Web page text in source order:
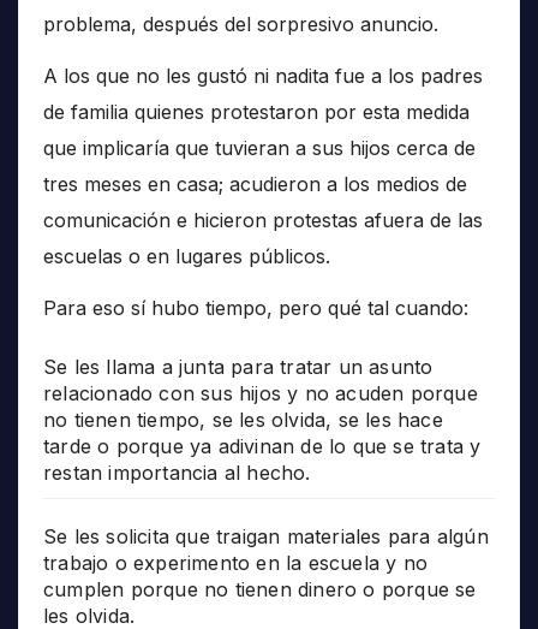
problema, después del sorpresivo anuncio.
A los que no les gustó ni nadita fue a los padres
de familia quienes protestaron por esta medida
que implicaría que tuvieran a sus hijos cerca de
tres meses en casa; acudieron a los medios de
comunicación e hicieron protestas afuera de las
escuelas o en lugares públicos.
Para eso sí hubo tiempo, pero qué tal cuando:
Se les llama a junta para tratar un asunto
relacionado con sus hijos y no acuden porque
no tienen tiempo, se les olvida, se les hace
tarde o porque ya adivinan de lo que se trata y
restan importancia al hecho.
Se les solicita que traigan materiales para algún
trabajo o experimento en la escuela y no
cumplen porque no tienen dinero o porque se
les olvida.